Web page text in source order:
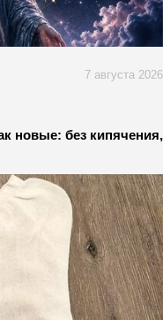
7 августа 2026
новые: без кипячения,